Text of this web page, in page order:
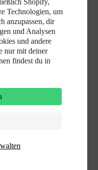
Shopify,
Technologien, um
anzupassen, dir
und Analysen
und andere
nur mit deiner
findest du in